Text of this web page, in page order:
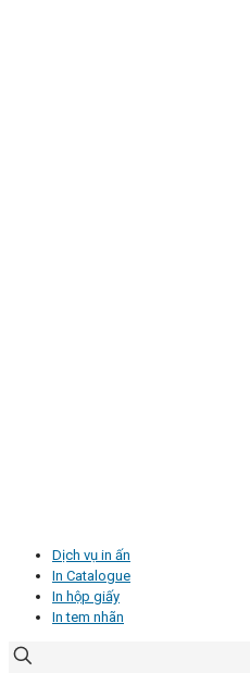
Dịch vụ in ấn
In Catalogue
In hộp giấy
In tem nhãn